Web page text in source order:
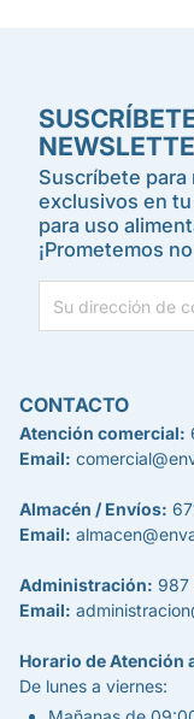
Suscríbete
exclusivos en
para uso
¡Prometemos
CONTACTO
Atención comercial:
Email:
Almacén / Envíos:
Email:
Administración: 987
Email:
Horario de Atención
De lunes a viernes: